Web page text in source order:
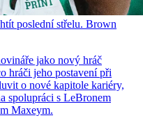
poslední střelu. Brown
jako nový hráč
hráči jeho postavení při
o nové kapitole kariéry,
spolupráci s LeBronem
Maxeym.